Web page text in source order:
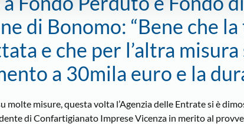
di Bonomo: “Bene che
e che per l’altra
a 30mila euro e la
molte misure, questa volta l’Agenzia delle Entrate si è
di Confartigianato Imprese Vicenza in merito al